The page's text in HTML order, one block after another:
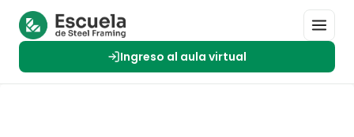
Ingreso al aula virtual